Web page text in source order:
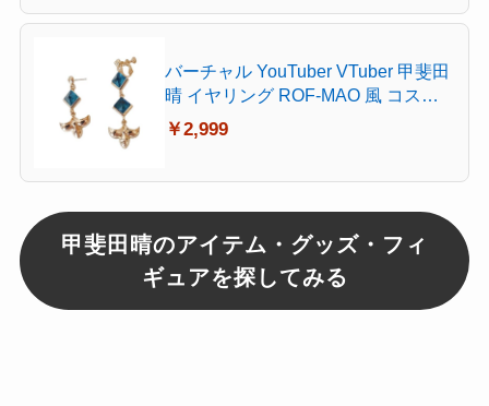
リー 萌えグッズ 撮影 漫遊展 文化祭
晴 ネックレス, 耳穴なし)
バーチャル YouTuber VTuber 甲斐田
晴 イヤリング ROF-MAO 風 コスプ
レ 小物 キャラクター 風 アクセサリ
ー ピアス 変装 仮装 イベント パーテ
￥2,999
甲斐田晴のアイテム・グッズ・フィ
ギュアを探してみる